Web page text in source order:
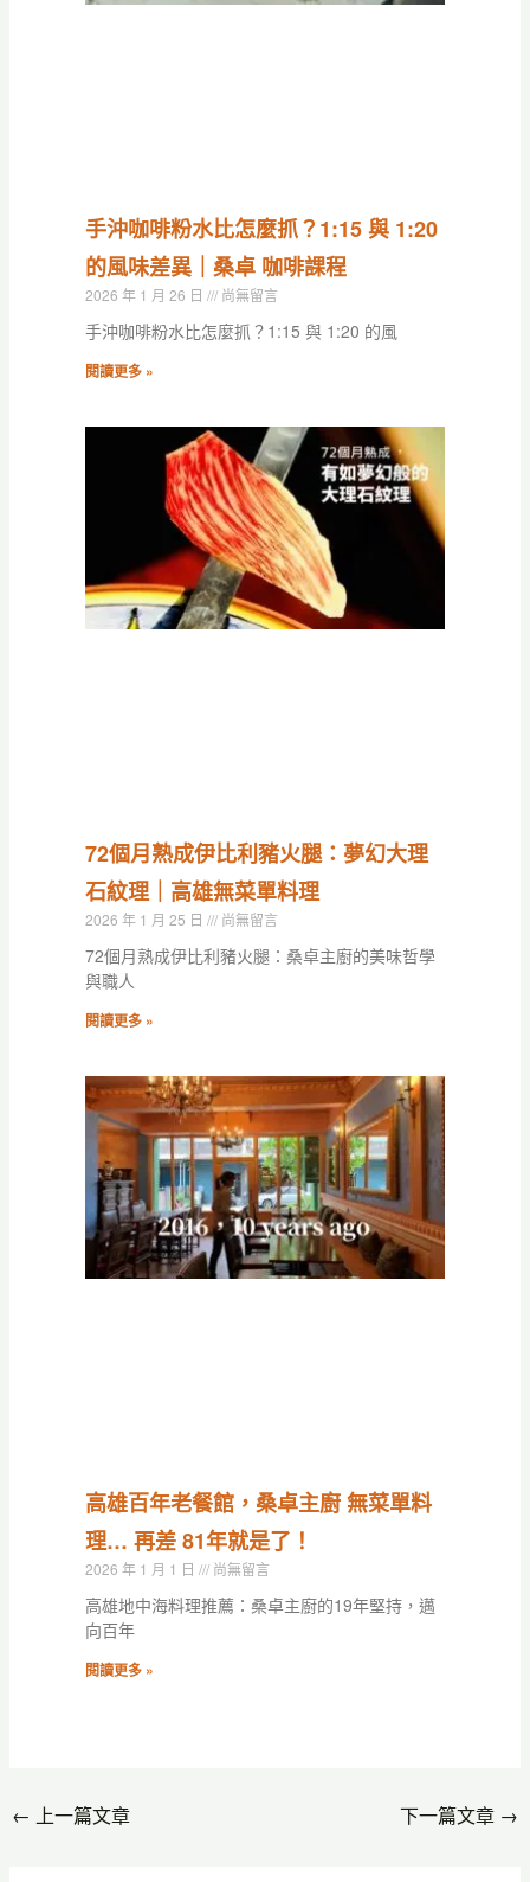
手沖咖啡粉水比怎麼抓？1:15 與 1:20
的風味差異｜桑卓 咖啡課程
2026 年 1 月 26 日 尚無留言
手沖咖啡粉水比怎麼抓？1:15 與 1:20 的風
閱讀更多 »
72個月熟成伊比利豬火腿：夢幻大理
石紋理｜高雄無菜單料理
2026 年 1 月 25 日 尚無留言
72個月熟成伊比利豬火腿：桑卓主廚的美味哲學
與職人
閱讀更多 »
高雄百年老餐館，桑卓主廚 無菜單料
理… 再差 81年就是了！
2026 年 1 月 1 日 尚無留言
高雄地中海料理推薦：桑卓主廚的19年堅持，邁
向百年
閱讀更多 »
← 上一篇文章 下一篇文章 →